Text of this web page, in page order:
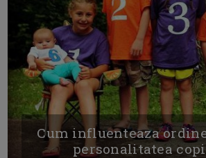
Cum influenteaza
personalitatea